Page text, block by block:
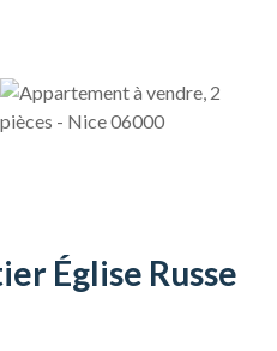
Église Russe